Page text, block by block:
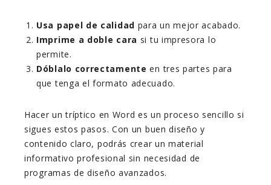
Usa papel de calidad para un mejor acabado.
Imprime a doble cara si tu impresora lo
permite.
Dóblalo correctamente en tres partes para
que tenga el formato adecuado.
Hacer un tríptico en Word es un proceso sencillo si
sigues estos pasos. Con un buen diseño y
contenido claro, podrás crear un material
informativo profesional sin necesidad de
programas de diseño avanzados.